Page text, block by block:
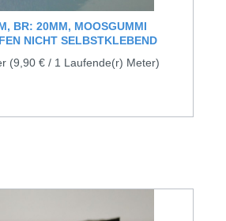
BR: 20MM, MOOSGUMMI
NICHT SELBSTKLEBEND
(9,90 € / 1 Laufende(r) Meter)